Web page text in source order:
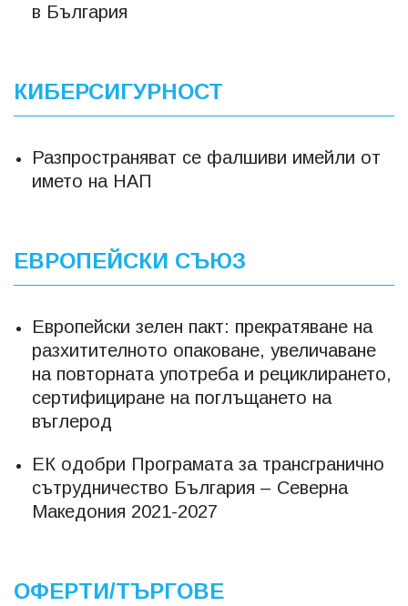
в България
КИБЕРСИГУРНОСТ
Разпространяват се фалшиви имейли от
името на НАП
ЕВРОПЕЙСКИ СЪЮЗ
Европейски зелен пакт: прекратяване на
разхитителното опаковане, увеличаване
на повторната употреба и рециклирането,
сертифициране на поглъщането на
въглерод
ЕК одобри Програмата за трансгранично
сътрудничество България – Северна
Македония 2021-2027
ОФЕРТИ/ТЪРГОВЕ